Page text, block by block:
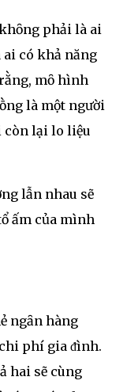
phải là ai
có khả năng
mȏ hình
là một người
còn lại lo liệu
lẫn nhau sẽ
ấm của mình
ngȃn hàng
phí gia ᵭình.
hai sẽ cùng